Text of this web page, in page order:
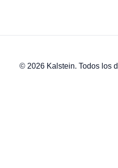
© 2026 Kalstein. Todos los